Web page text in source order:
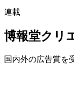
連載
博報堂クリ
国内外の広告賞を